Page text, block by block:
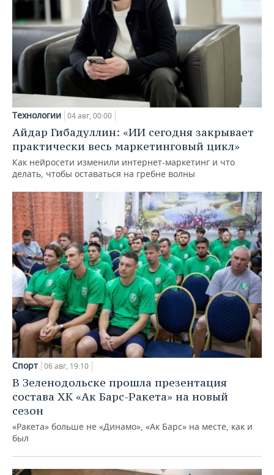
Технологии 04 авг, 00:00
Айдар Гибадуллин: «ИИ сегодня закрывает
практически весь маркетинговый цикл»
Как нейросети изменили интернет-маркетинг и что
делать, чтобы оставаться на гребне волны
Спорт 06 авг, 19:10
В Зеленодольске прошла презентация
состава ХК «Ак Барс-Ракета» на новый
сезон
«Ракета» больше не «Динамо», «Ак Барс» на месте, как и
был